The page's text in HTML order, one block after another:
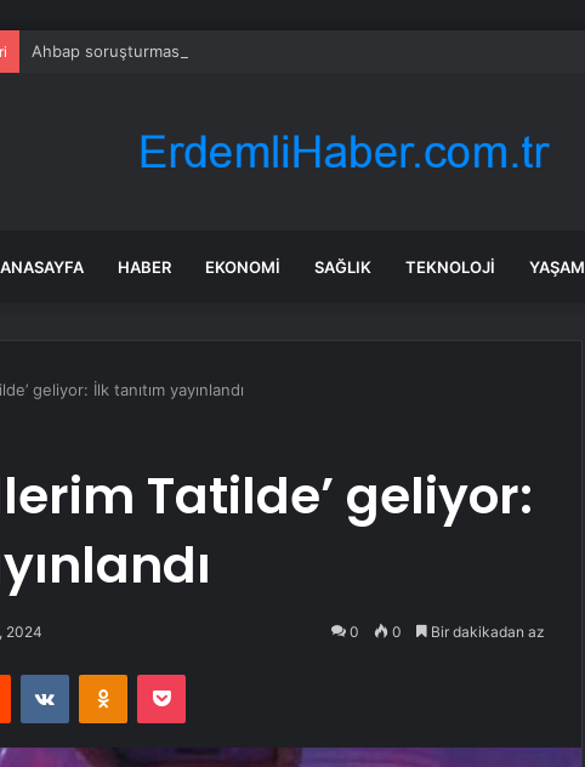
Ahbap soruşturmasında iş insanı Hüseyin Başaran’a tutuklama talebi
ANASAYFA HABER EKONOMI SAĞLIK TEKNOLOJI YAŞAM
geliyor: İlk tanıtım yayınlandı
Tatilde’ geliyor:
2024 0 0 Bir dakikadan az
Reddit VKontakteOdnoklassniki
Pocket